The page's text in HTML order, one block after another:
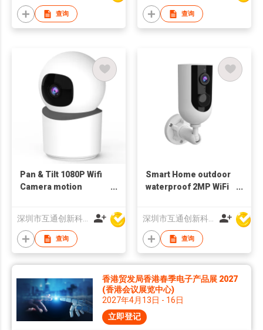
查询 查询
Pan & Tilt 1080P Wifi
Camera motion
深圳市互通创新科技有限公司
查询
Smart Home outdoor
waterproof 2MP WiFi
深圳市互通创新科技有限公司
查询
香港贸发局香港春季电子产品展 2027
(香港会议展览中心)
2027年4月13日 - 16日
立即登记